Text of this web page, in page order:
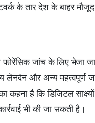
के तार देश के बाहर
फोरेंसिक जांच के लिए भेजा
लेनदेन और अन्य महत्वपूर्ण
है कि डिजिटल
भी की जा सकती है।